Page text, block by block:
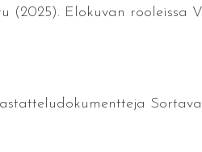
(2025). Elokuvan rooleissa